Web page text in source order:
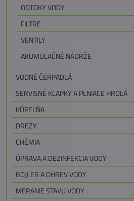
ODTOKY VODY
FILTRE
VENTILY
AKUMULAČNÉ NÁDRŽE
VODNÉ ČERPADLÁ
SERVISNÉ KLAPKY A PLNIACE HRDLÁ
KÚPEĽŇA
DREZY
CHÉMIA
ÚPRAVA A DEZINFEKCIA VODY
BOJLER A OHREV VODY
MERANIE STAVU VODY